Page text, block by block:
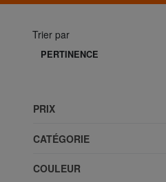
Trier par
PERTINENCE
PRIX
CATÉGORIE
COULEUR